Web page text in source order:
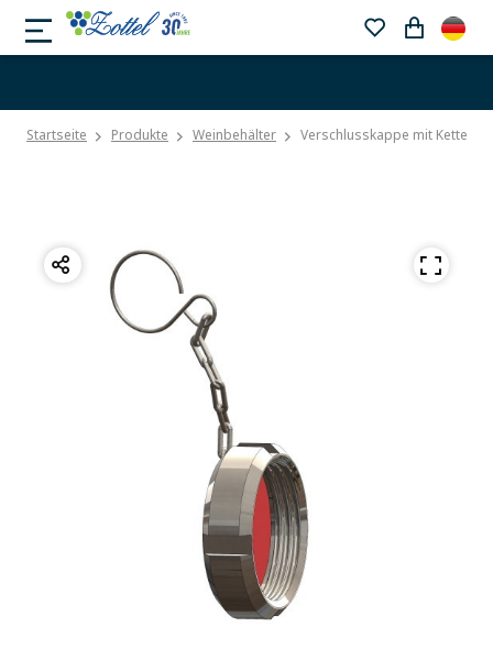
Startseite Produkte Weinbehälter Verschlusskappe mit Kettel